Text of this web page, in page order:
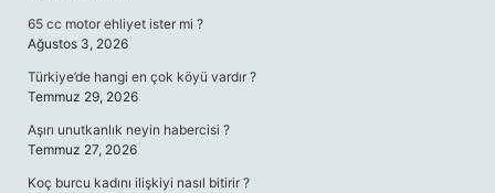
65 cc motor ehliyet ister mi ?
Ağustos 3, 2026
Türkiye’de hangi en çok köyü vardır ?
Temmuz 29, 2026
Aşırı unutkanlık neyin habercisi ?
Temmuz 27, 2026
Koç burcu kadını ilişkiyi nasıl bitirir ?